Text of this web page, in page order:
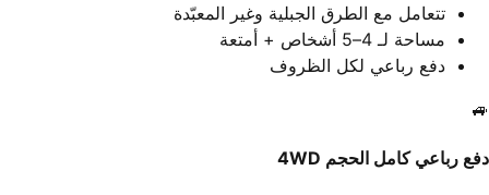
تتعامل مع الطرق الجبلية وغير المعبّدة
مساحة لـ 4–5 أشخاص + أمتعة
دفع رباعي لكل الظروف
🚙
دفع رباعي كامل الحجم 4WD